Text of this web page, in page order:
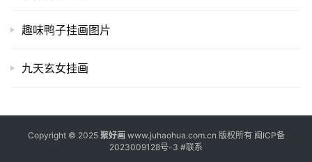
趣味鸭子挂画图片
九天玄女挂画
Copyright © 2025 聚好画www.juhaohua.com.cn 版权所有 闽ICP备
2023009128号-3 #联系